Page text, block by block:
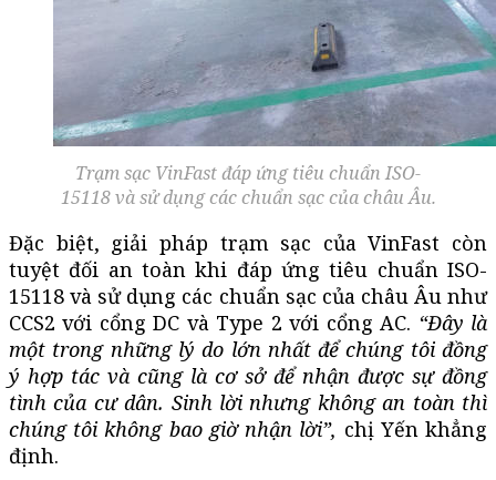
Trạm sạc VinFast đáp ứng tiêu chuẩn ISO-
15118 và sử dụng các chuẩn sạc của châu Âu.
Đặc biệt, giải pháp trạm sạc của VinFast còn
tuyệt đối an toàn khi đáp ứng tiêu chuẩn ISO-
15118 và sử dụng các chuẩn sạc của châu Âu như
CCS2 với cổng DC và Type 2 với cổng AC. “Đây là
một trong những lý do lớn nhất để chúngtôiđồng
ý hợp tác và cũng là cơ sở để nhận được sự đồng
tình của cư dân. Sinh lời nhưng không an toàn thì
chúng tôi không bao giờ nhận lời”, chị Yến khẳng
định.